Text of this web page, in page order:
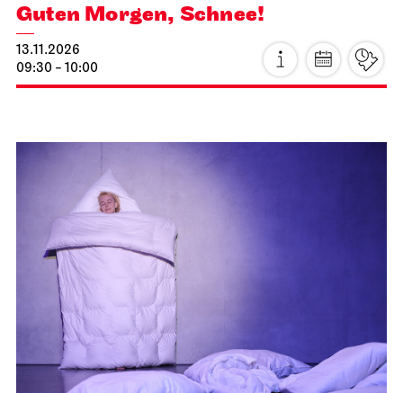
Guten Morgen, Schnee!
13.11.2026
09:30 - 10:00